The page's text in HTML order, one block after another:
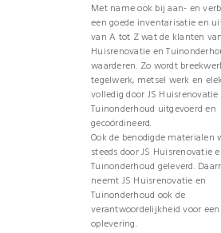
Met name ook bij aan- en
een goede inventarisatie en
van A tot Z wat de klanten
Huisrenovatie en
waarderen. Zo wordt
tegelwerk, metsel werk en
volledig door JS Huisrenovatie
Tuinonderhoud uitgevoerd en
gecoördineerd.
Ook de benodigde materialen
steeds door JS Huisrenovatie
Tuinonderhoud geleverd.
neemt JS Huisrenovatie en
Tuinonderhoud ook de
verantwoordelijkheid voor
oplevering.